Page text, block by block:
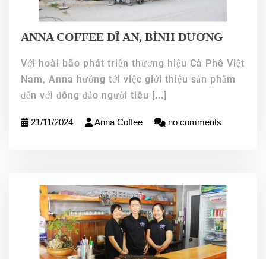
ANNA COFFEE DĨ AN, BÌNH DƯƠNG
Với hoài bão phát triển thương hiệu Cà Phê Việt
Nam, Anna hướng tới việc giới thiệu sản phẩm
đến với đông đảo người tiêu [...]
21/11/2024 Anna Coffee no comments